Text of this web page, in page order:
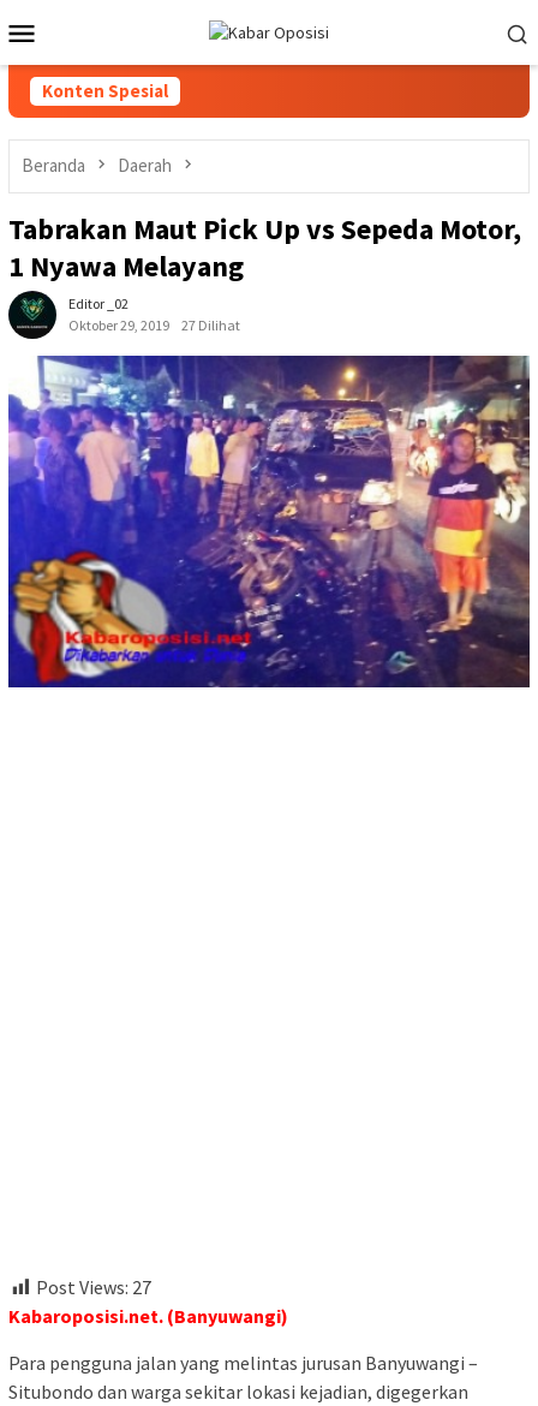
ke
kontenMobile
Konten Spesial
Beranda Daerah
Tabrakan Maut Pick Up vs Sepeda Motor,
1 Nyawa Melayang
Editor _02
Oktober 29, 2019
27 Dilihat
Post Views: 27
Kabaroposisi.net. (Banyuwangi)
Para pengguna jalan yang melintas jurusan Banyuwangi –
Situbondo dan warga sekitar lokasi kejadian, digegerkan